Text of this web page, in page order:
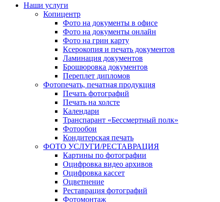
Наши услуги
Копицентр
Фото на документы в офисе
Фото на документы онлайн
Фото на грин карту
Ксерокопия и печать документов
Ламинация документов
Брошюровка документов
Переплет дипломов
Фотопечать, печатная продукция
Печать фотографий
Печать на холсте
Календари
Транспарант «Бессмертный полк»
Фотообои
Кондитерская печать
ФОТО УСЛУГИ/РЕСТАВРАЦИЯ
Картины по фотографии
Оцифровка видео архивов
Оцифровка кассет
Оцветнение
Реставрация фотографий
Фотомонтаж